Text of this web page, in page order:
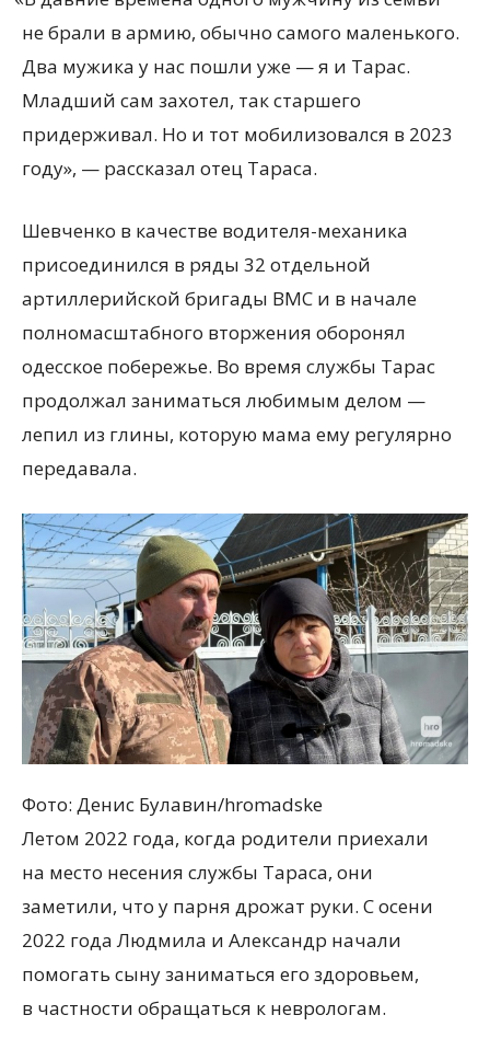
не брали в армию, обычно самого маленького.
Два мужика у нас пошли уже — я и Тарас.
Младший сам захотел, так старшего
придерживал. Но и тот мобилизовался в 2023
году», — рассказал отец Тараса.
Шевченко в качестве водителя-механика
присоединился в ряды 32 отдельной
артиллерийской бригады ВМС и в начале
полномасштабного вторжения оборонял
одесское побережье. Во время службы Тарас
продолжал заниматься любимым делом —
лепил из глины, которую мама ему регулярно
передавала.
Фото: Денис Булавин/hromadske
Летом 2022 года, когда родители приехали
на место несения службы Тараса, они
заметили, что у парня дрожат руки. С осени
2022 года Людмила и Александр начали
помогать сыну заниматься его здоровьем,
в частности обращаться к неврологам.